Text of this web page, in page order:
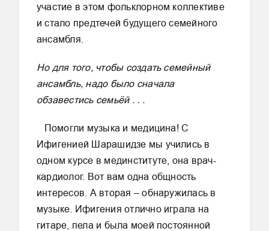
участие в этом фольклорном коллективе
и стало предтечей будущего семейного
ансамбля.
Но для того, чтобы создать семейный
ансамбль, надо было сначала
обзавестись семьёй . . .
Помогли музыка и медицина! С
Ифигенией Шарашидзе мы учились в
одном курсе в мединституте, она врач-
кардиолог. Вот вам одна общность
интересов. А вторая – обнаружилась в
музыке. Ифигения отлично играла на
гитаре, пела и была моей постоянной